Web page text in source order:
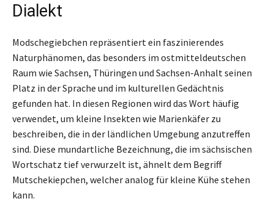
Dialekt
Modschegiebchen repräsentiert ein faszinierendes
Naturphänomen, das besonders im ostmitteldeutschen
Raum wie Sachsen, Thüringen und Sachsen-Anhalt seinen
Platz in der Sprache und im kulturellen Gedächtnis
gefunden hat. In diesen Regionen wird das Wort häufig
verwendet, um kleine Insekten wie Marienkäfer zu
beschreiben, die in der ländlichen Umgebung anzutreffen
sind. Diese mundartliche Bezeichnung, die im sächsischen
Wortschatz tief verwurzelt ist, ähnelt dem Begriff
Mutschekiepchen, welcher analog für kleine Kühe stehen
kann.